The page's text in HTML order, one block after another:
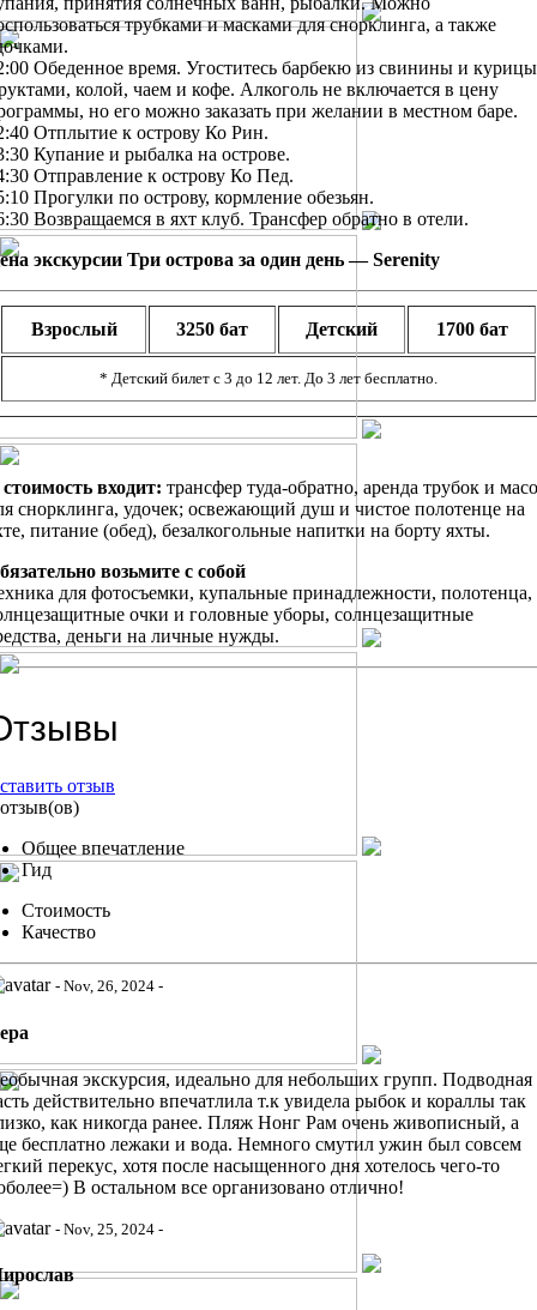
трубками и масками для снорклинга, а также
Обеденное время. Угоститесь барбекю из свинины и
колой, чаем и кофе. Алкоголь не включается в цену
но его можно заказать при желании в местном баре.
Отплытие к острову Ко Рин.
Купание и рыбалка на острове.
Отправление к острову Ко Пед.
Прогулки по острову, кормление обезьян.
Возвращаемся в яхт клуб. Трансфер обратно в отели.
экскурсии Три острова за один день — Serenity
Взрослый 3250 бат Детский 1700 бат
* Детский билет с 3 до 12 лет. До 3 лет бесплатно.
входит: трансфер туда-обратно, аренда трубок и
снорклинга, удочек; освежающий душ и чистое полотенце на
питание (обед), безалкогольные напитки на борту яхты.
возьмите с собой
для фотосъемки, купальные принадлежности, полотенца,
очки и головные уборы, солнцезащитные
деньги на личные нужды.
отзыв
Общее впечатление
Гид
Стоимость
Качество
- Nov, 26, 2024 -
экскурсия, идеально для небольших групп. Подводная
действительно впечатлила т.к увидела рыбок и кораллы так
как никогда ранее. Пляж Нонг Рам очень живописный, а
бесплатно лежаки и вода. Немного смутил ужин был совсем
перекус, хотя после насыщенного дня хотелось чего-то
В остальном все организовано отлично!
- Nov, 25, 2024 -